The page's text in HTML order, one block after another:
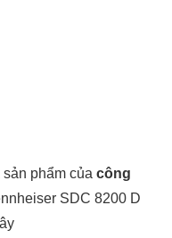
sản phẩm của công
SDC 8200 D